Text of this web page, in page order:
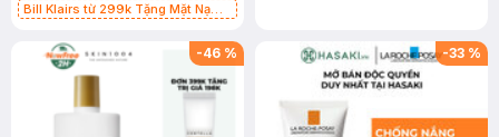
Bill Klairs từ 299k Tặng Mặt Nạ
25ml (SL Có Hạn)
-46 % -33 %